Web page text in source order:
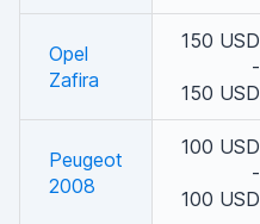
Opel
Zafira
150 USD
-
150 USD
Peugeot
2008
100 USD
-
100 USD